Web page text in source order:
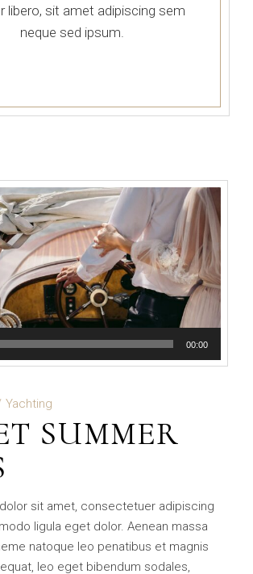
libero, sit amet adipiscing sem
neque sed ipsum.
00:00
Yachting
SUMMER
sit amet, consectetuer adipiscing
ligula eget dolor. Aenean massa
natoque leo penatibus et magnis
leo eget bibendum sodales,